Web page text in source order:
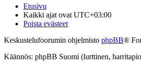
Etusivu
Kaikki ajat ovat UTC+03:00
Poista evästeet
Keskustelufoorumin ohjelmisto phpBB®
Käännös: phpBB Suomi (lurttinen,